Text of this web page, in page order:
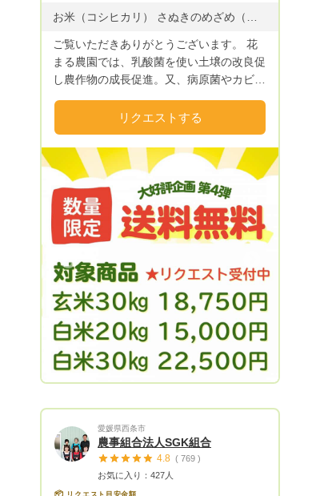
ご覧いただきありがとうございます。 花
まる農園では、乳酸菌を使い土壌の改良促
し農作物の成長促進。又、病原菌やカビの
らすことができ安心、安全な、お米やお野
菜を育てることができました。 是非、は
なまる農園の野菜たちをお試しいただけた
ら、と思います。 よろしくお願いしま
す。 香川県オリジナル品種さぬきのめざ
めは、穂先きまで柔らかく、シャキシャキ
とした食感、甘みがありクセのないアスパ
ラになります。ぜひお試しください。 ※指
よろしくお願いいたします🤲 ‼️必ずお読み
ください‼️対応できない場合があります。
※梱包の破損 商品が冷凍 等の不備がご
ざいましたら、必ず最寄りの佐川急便、に
すぐに、ご連絡、ください！念のため、お
写真もお願い致します。 ドライバーの引
のトラブルが発生しておりますので、どう
ぞ、よろしくお願い致します。
リクエストする
Next
愛媛県西条市
農事組合法人SGK組合
4.8 ( 769 )
お気に入り：427人
📦 リクエスト目安金額